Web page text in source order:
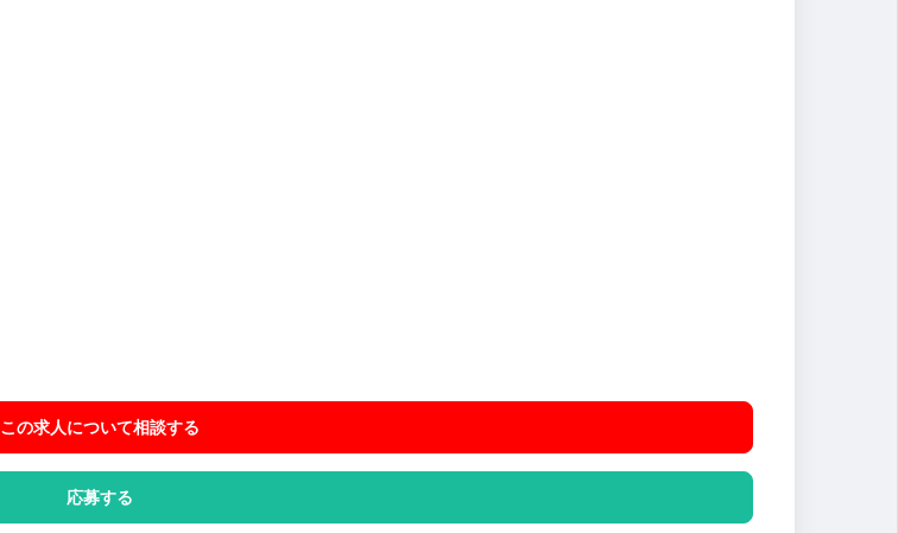
この求人について相談する
応募する